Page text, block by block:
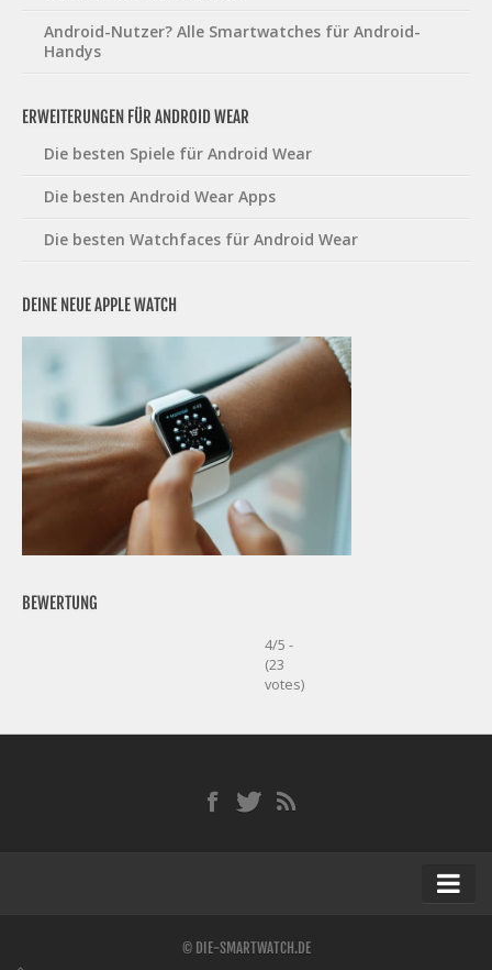
Android-Nutzer? Alle Smartwatches für Android-
Handys
ERWEITERUNGEN FÜR ANDROID WEAR
Die besten Spiele für Android Wear
Die besten Android Wear Apps
Die besten Watchfaces für Android Wear
DEINE NEUE APPLE WATCH
BEWERTUNG
4/5 -
(23
votes)
© DIE-SMARTWATCH.DE